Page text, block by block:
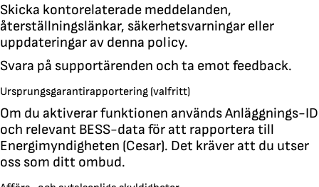
Skicka kontorelaterade meddelanden,
återställningslänkar, säkerhetsvarningar eller
uppdateringar av denna policy.
Svara på supportärenden och ta emot feedback.
Ursprungsgarantirapportering (valfritt)
Om du aktiverar funktionen används Anläggnings-ID
och relevant BESS-data för att rapportera till
Energimyndigheten (Cesar). Det kräver att du utser
oss som ditt ombud.